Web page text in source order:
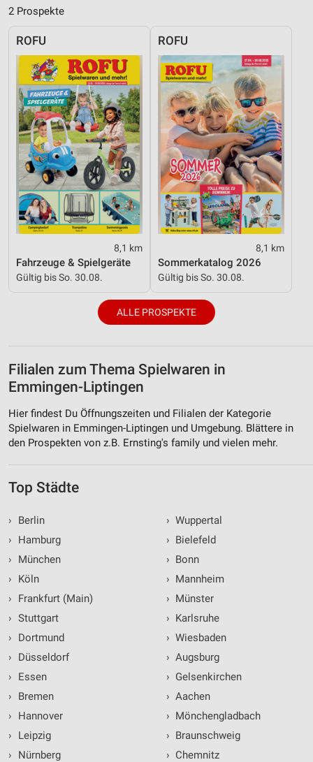
2 Prospekte
ROFU
8,1 km
Fahrzeuge & Spielgeräte
Gültig bis So. 30.08.
ROFU
8,1 km
Sommerkatalog 2026
Gültig bis So. 30.08.
ALLE PROSPEKTE
Filialen zum Thema Spielwaren in
Emmingen-Liptingen
Hier findest Du Öffnungszeiten und Filialen der Kategorie
Spielwaren in Emmingen-Liptingen und Umgebung. Blättere in
den Prospekten von z.B. Ernsting's family und vielen mehr.
Top Städte
›
Berlin
›
Hamburg
›
München
›
Köln
›
Frankfurt (Main)
› Stuttgart
›
Dortmund
›
Düsseldorf
›
Essen
›
Bremen
›
Hannover
›
Leipzig
›
Nürnberg
› Wuppertal
› Bielefeld
› Bonn
› Mannheim
› Münster
› Karlsruhe
› Wiesbaden
› Augsburg
› Gelsenkirchen
› Aachen
› Mönchengladbach
› Braunschweig
› Chemnitz
Inhalten
IAB-Besonderheiten:
Verwendung genauer Standortdaten
Geräte anhand von aktiv angeforderten
Informationen identifizieren
Nicht-IAB-Verarbeitungszwecke:
Notwendig
Performance
Funktional
Werbung